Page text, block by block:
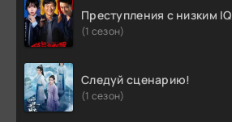
Преступления с низким IQ
(1 сезон)
Следуй сценарию!
(1 сезон)